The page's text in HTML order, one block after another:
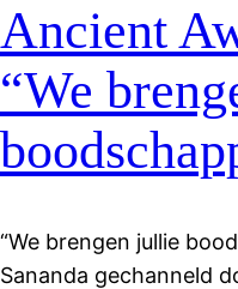
Ancient
“We
“We brengen jullie
Sananda gechanneld